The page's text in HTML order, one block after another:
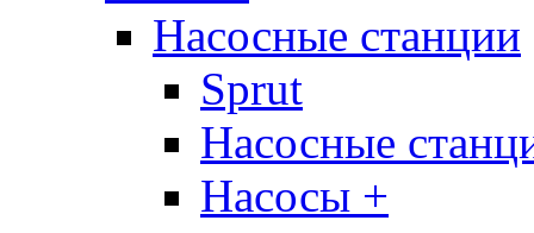
Насосные станции
Sprut
Насосные
Насосы +